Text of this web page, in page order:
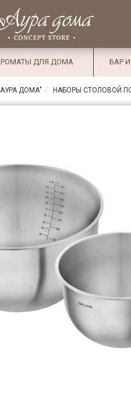
ДЛЯ ДОМА БАР
ДОМА" НАБОРЫ СТОЛОВОЙ